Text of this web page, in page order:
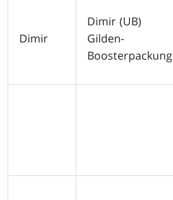
Dimir
Dimir (UB)
Gilden-
Boosterpackung